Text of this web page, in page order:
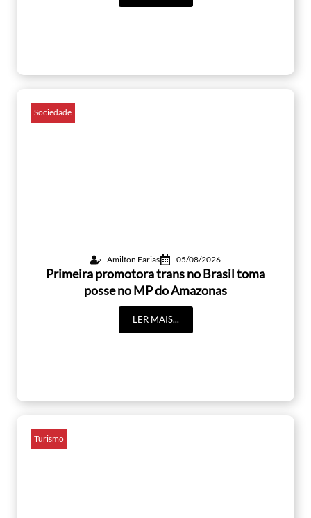
Sociedade
Amilton Farias 05/08/2026
Primeira promotora trans no Brasil toma
posse no MP do Amazonas
LER MAIS...
Turismo